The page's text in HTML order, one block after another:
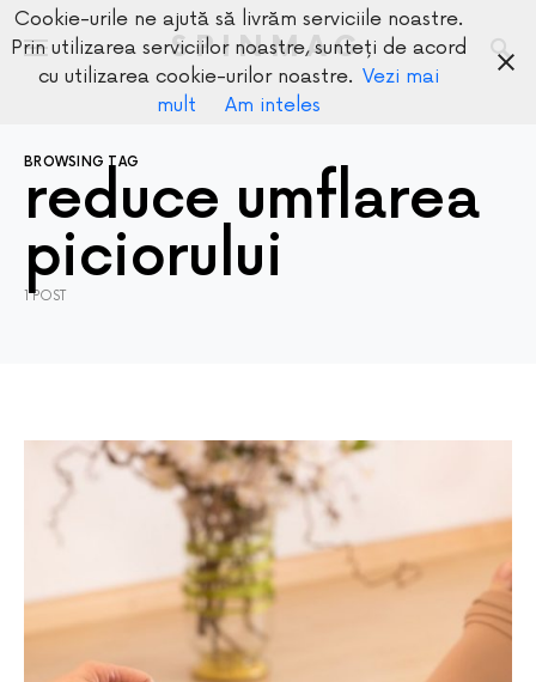
SPINMAG
BROWSING TAG
reduce umflarea
piciorului
1 POST
Cookie-urile ne ajută să livrăm serviciile noastre.
Prin utilizarea serviciilor noastre, sunteți de acord
cu utilizarea cookie-urilor noastre. Vezi mai
mult
Am inteles